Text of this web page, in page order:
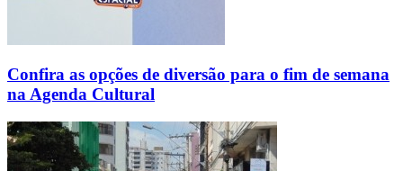
Confira as opções de diversão para o fim de semana
na Agenda Cultural